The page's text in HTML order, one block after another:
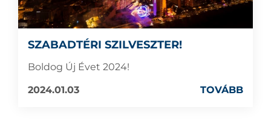
SZABADTÉRI SZILVESZTER!
Boldog Új Évet 2024!
2024.01.03
TOVÁBB